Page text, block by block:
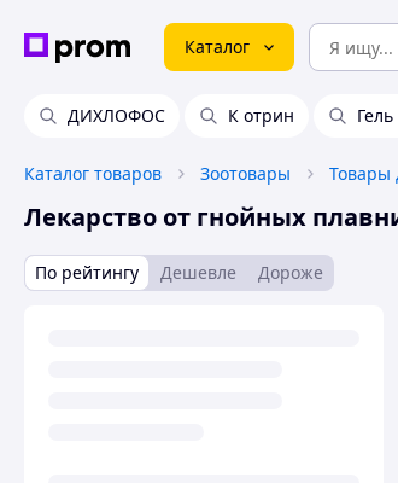
Каталог
ДИХЛОФОС К отрин
Каталог товаров Зоотовары Товары
Лекарство от гнойных
По рейтингу Дешевле Дороже